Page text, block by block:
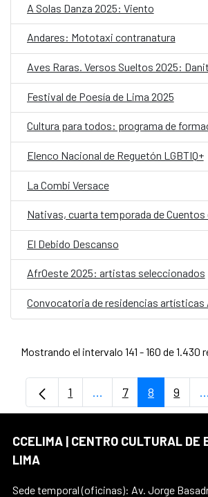
A Solas Danza 2025: Viento
Andares: Mototaxi contranatura
Aves Raras. Versos Sueltos 2025:
Festival de Poesía de Lima 2025
Elenco Nacional de Reguetón LGBTIQ+
La Combi Versace
Nativas, cuarta temporada de Cuentos
El Debido Descanso
AfrOeste 2025: artistas seleccionados
Mostrando el intervalo 141 - 160 de 1.430
Página
1 ...Páginas intermedias
Página
7 Página
8 Página
9 ...
CCELIMA | CENTRO CULTURAL DE
LIMA
Sede temporal (oficinas): Av. Jorge